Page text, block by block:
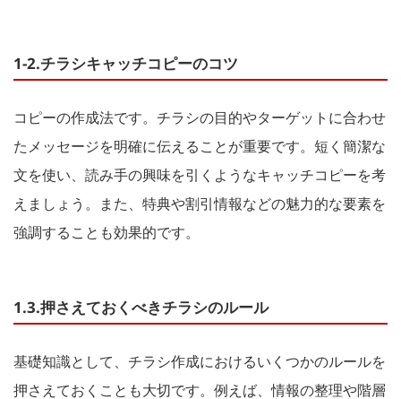
1-2.チラシキャッチコピーのコツ
コピーの作成法です。チラシの目的やターゲットに合わせ
たメッセージを明確に伝えることが重要です。短く簡潔な
文を使い、読み手の興味を引くようなキャッチコピーを考
えましょう。また、特典や割引情報などの魅力的な要素を
強調することも効果的です。
1.3.押さえておくべきチラシのルール
基礎知識として、チラシ作成におけるいくつかのルールを
押さえておくことも大切です。例えば、情報の整理や階層